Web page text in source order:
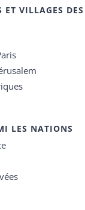
VILLAGES DES
LES NATIONS